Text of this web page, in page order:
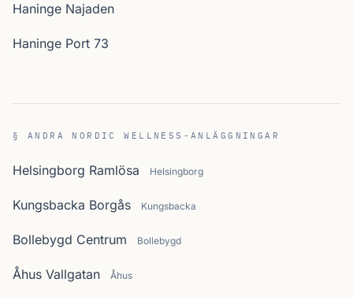
Haninge Najaden
Haninge Port 73
§ ANDRA NORDIC WELLNESS-ANLÄGGNINGAR
Helsingborg Ramlösa Helsingborg
Kungsbacka Borgås Kungsbacka
Bollebygd Centrum Bollebygd
Åhus Vallgatan Åhus